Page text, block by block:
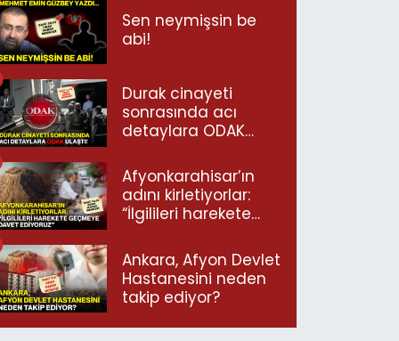
Sen neymişsin be
abi!
Durak cinayeti
sonrasında acı
detaylara ODAK
Afyonkarahisar’ın
adını kirletiyorlar:
“İlgilileri harekete
ediyoruz”
Ankara, Afyon Devlet
Hastanesini neden
takip ediyor?